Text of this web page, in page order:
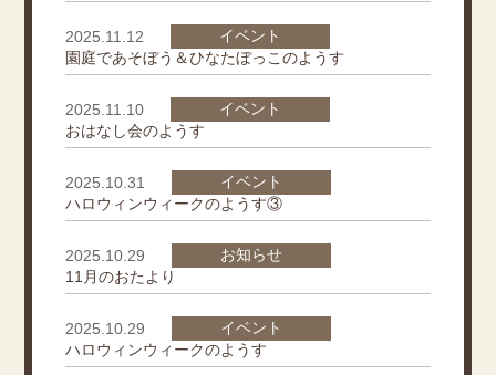
2025.11.12
イベント
園庭であそぼう＆ひなたぼっこのようす
2025.11.10
イベント
おはなし会のようす
2025.10.31
イベント
ハロウィンウィークのようす③
2025.10.29
お知らせ
11月のおたより
2025.10.29
イベント
ハロウィンウィークのようす